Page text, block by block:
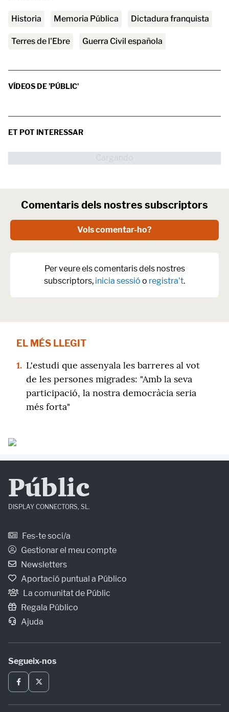
Historia Memoria Pública Dictadura franquista
Terres de l'Ebre Guerra Civil española
VÍDEOS DE 'PÚBLIC'
ET POT INTERESSAR
Comentaris dels nostres subscriptors
Vols comentar-ho?
Per veure els comentaris dels nostres
subscriptors, inicia sessió o registra't.
EL MÉS LLEGIT
1. L'estudi que assenyala les barreres al vot
de les persones migrades: "Amb la seva
participació, la nostra democràcia seria
més forta"
Públic
DISPLAY CONNECTORS, SL.
Fes-te soci/a
Gestionar el meu compte
Newsletters
Aportació puntual a Público
La comunitat de Públic
Regala Público
Ajuda
Segueix-nos